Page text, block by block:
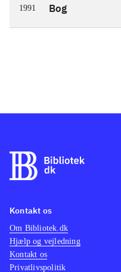
1991 Bog
Kontakt os
Om Bibliotek.dk
Hjælp og vejledning
Kontakt os
Privatlivspolitik